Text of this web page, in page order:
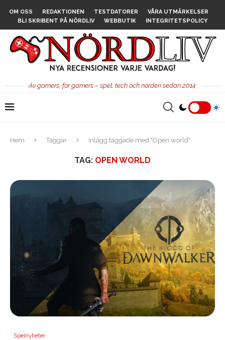
OM OSS REDAKTIONEN TESTDATORER
VÅRA UTMÄRKELSER
BLI SKRIBENT PÅ NÖRDLIV
WEBBUTIK INTEGRITETSPOLICY
Av gamers, för gamers – spel, tech och nörderi sedan 2014.
Hem Taggar Inlägg taggade med "Open world"
TAG: OPEN WORLD
Spelnyheter